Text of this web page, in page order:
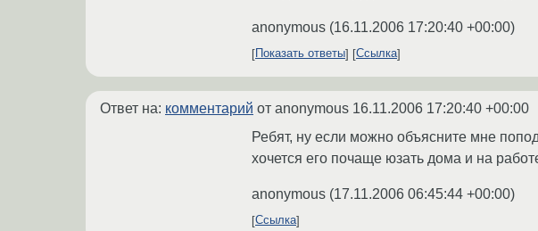
anonymous (16.11.2006 17:20:40 +00:00)
Показать ответы Ссылка
Ответ на: комментарий от anonymous 16.11.2006 17:20:40 +00:00
Ребят, ну если можно объясните мне
хочется его почаще юзать дома и на
anonymous (17.11.2006 06:45:44 +00:00)
Ссылка